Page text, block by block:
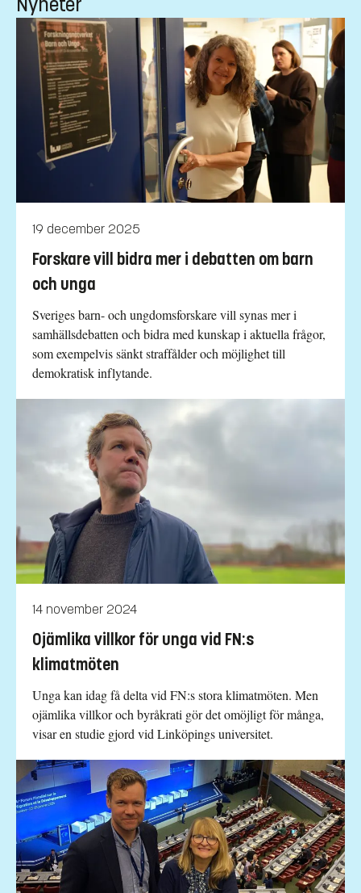
Nyheter
19 december 2025
Forskare vill bidra mer i debatten om barn
och unga
Sveriges barn- och ungdomsforskare vill synas mer i
samhällsdebatten och bidra med kunskap i aktuella frågor,
som exempelvis sänkt straffålder och möjlighet till
demokratisk inflytande.
14 november 2024
Ojämlika villkor för unga vid FN:s
klimatmöten
Unga kan idag få delta vid FN:s stora klimatmöten. Men
ojämlika villkor och byråkrati gör det omöjligt för många,
visar en studie gjord vid Linköpings universitet.